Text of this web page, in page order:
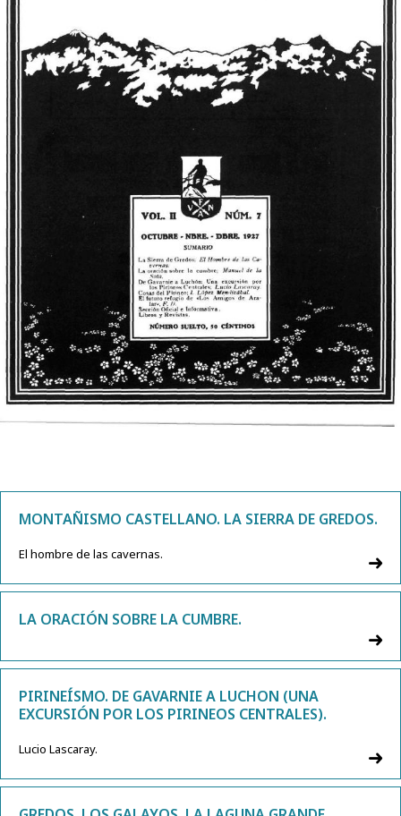
MONTAÑISMO CASTELLANO. LA SIERRA DE GREDOS.
El hombre de las cavernas.
LA ORACIÓN SOBRE LA CUMBRE.
PIRINEÍSMO. DE GAVARNIE A LUCHON (UNA
EXCURSIÓN POR LOS PIRINEOS CENTRALES).
Lucio Lascaray.